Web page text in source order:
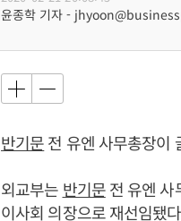
윤종학 기자 -
반기문전 유엔 사무총장이
외교부는 반기문전 유엔 사
이사회 의장으로 재선임됐